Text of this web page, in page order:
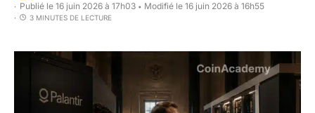
Publié le 16 juin 2026 à 17h03 • Modifié le 16 juin 2026 à 16h55
3 MINUTES DE LECTURE